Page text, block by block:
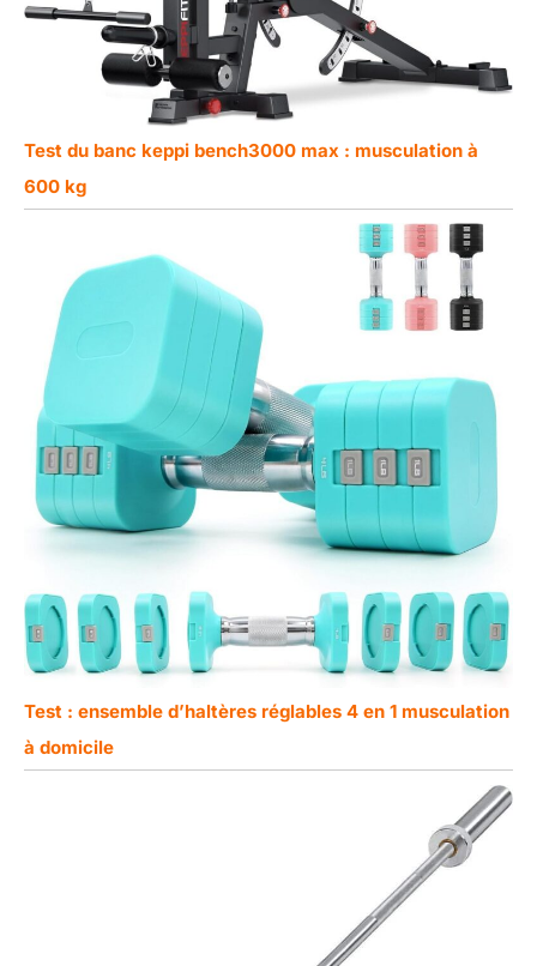
Test du banc keppi bench3000 max : musculation à
600 kg
Test : ensemble d’haltères réglables 4 en 1 musculation
à domicile